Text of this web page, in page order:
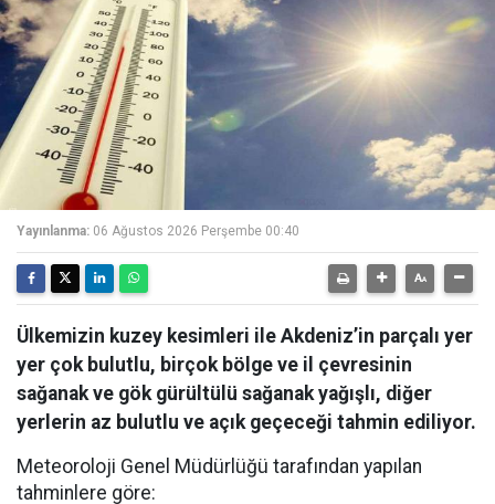
Yayınlanma: 06 Ağustos 2026 Perşembe 00:40
Ülkemizin kuzey kesimleri ile Akdeniz’in parçalı yer
yer çok bulutlu, birçok bölge ve il çevresinin
sağanak ve gök gürültülü sağanak yağışlı, diğer
yerlerin az bulutlu ve açık geçeceği tahmin ediliyor.
Meteoroloji Genel Müdürlüğü tarafından yapılan
tahminlere göre: